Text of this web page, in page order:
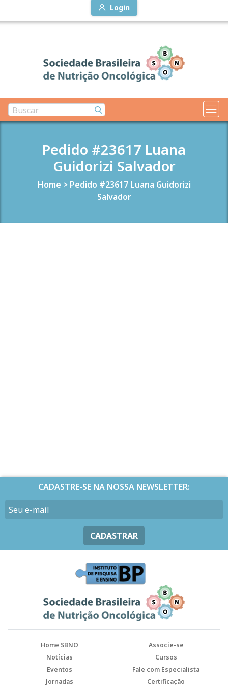
Login
Pedido #23617 Luana
Guidorizi Salvador
Home > Pedido #23617 Luana Guidorizi
Salvador
CADASTRE-SE NA NOSSA NEWSLETTER:
CADASTRAR
Home SBNO
Associe-se
Notícias
Cursos
Eventos
Fale com Especialista
Jornadas
Certificação